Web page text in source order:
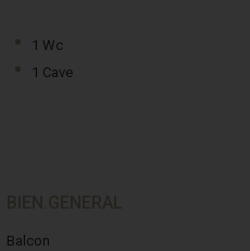
1 Wc
1 Cave
Balcon